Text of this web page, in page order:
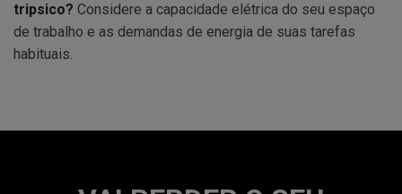
tripsico? Considere a capacidade elétrica do seu espaço
de trabalho e as demandas de energia de suas tarefas
habituais.